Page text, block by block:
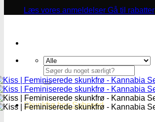
Læs vores anmeldelser Gå til rabatter
Søg
efter:
Skunkfrø hos Subseed